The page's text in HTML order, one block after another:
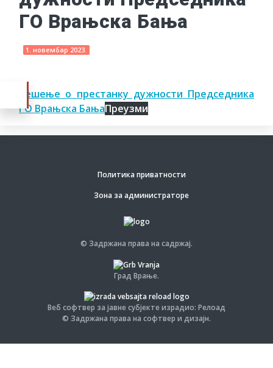
ГО Врањска Бања
1. новембар 2023.
Решење о престанку дужности Председника
ГО Врањска БањаПреузми
Политика приватности
Зона за администраторе
© Задржана права на садржај.
Град Врање.
Веб софтвер за јавне субјекте израдио: Релоад
© Задржана права на софтвер и дизајн.